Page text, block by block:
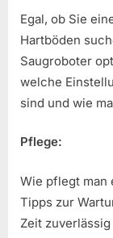
Egal, ob Sie
Hartböden
Saugroboter
welche
sind und wie
Pflege:
Wie pflegt man
Tipps zur
Zeit